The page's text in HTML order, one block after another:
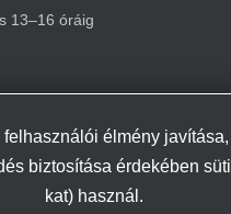
13–16 óráig
élmény
biztosítása érdekében
kat) használ.